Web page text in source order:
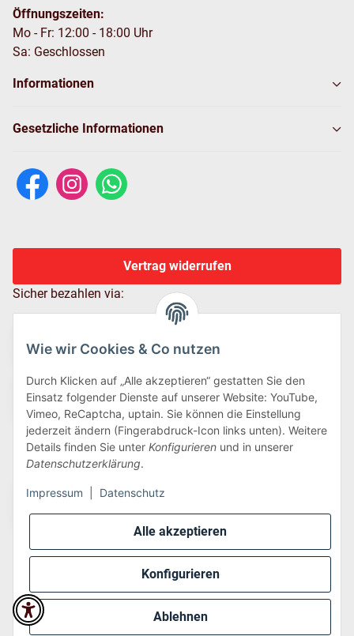
Alle akzeptieren
Konfigurieren
Ablehnen
Wie wir Cookies & Co nutzen
Durch Klicken auf „Alle akzeptieren“ gestatten Sie den
Einsatz folgender Dienste auf unserer Website: YouTube,
Vimeo, ReCaptcha, uptain. Sie können die Einstellung
jederzeit ändern (Fingerabdruck-Icon links unten). Weitere
Details finden Sie unter Konfigurieren und in unserer
Datenschutzerklärung.
Impressum Datenschutz
Öffnungszeiten:
Mo - Fr: 12:00 - 18:00 Uhr
Sa: Geschlossen
Informationen
Gesetzliche Informationen
Vertrag widerrufen
Sicher bezahlen via:
Wir versenden via:
* Alle Preise inkl. gesetzlicher USt., zzgl.Versand
Perfected byDreizack Medien